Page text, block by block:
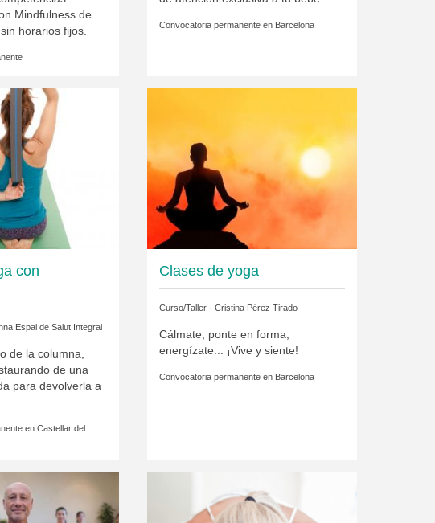
Mindfulness de
horarios fijos.
Convocatoria permanente en Barcelona
con
Espai de Salut Integral
de la columna,
de una
para devolverla a
en Castellar del
Clases de yoga
Curso/Taller · Cristina Pérez Tirado
Cálmate, ponte en forma,
energízate... ¡Vive y siente!
Convocatoria permanente en Barcelona